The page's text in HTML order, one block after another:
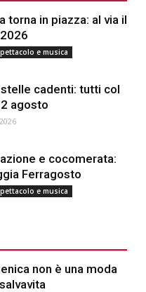
torna in piazza: al via il
e musica
cadenti: tutti col
agosto
e cocomerata:
Ferragosto
e musica
non è una moda